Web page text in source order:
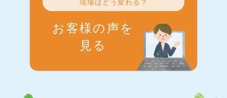
現場はどう変わる？
お客様の声を
見る